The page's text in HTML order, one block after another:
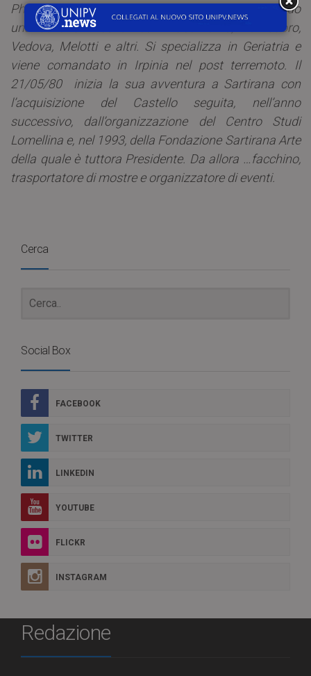
Philips ma continua a occuparsi d’arte, sviluppando
una serie di incontri con Dadamaino, Pomodoro,
Vedova, Melotti e altri. Si specializza in Geriatria e
viene comandato in Irpinia nel post terremoto. Il
21/05/80 inizia la sua avventura a Sartirana con
l’acquisizione del Castello seguita, nell’anno
successivo, dall’organizzazione del Centro Studi
Lomellina e, nel 1993, della Fondazione Sartirana Arte
della quale è tuttora Presidente. Da allora …facchino,
trasportatore di mostre e organizzatore di eventi.
Cerca
Social Box
FACEBOOK
TWITTER
LINKEDIN
YOUTUBE
FLICKR
INSTAGRAM
Redazione